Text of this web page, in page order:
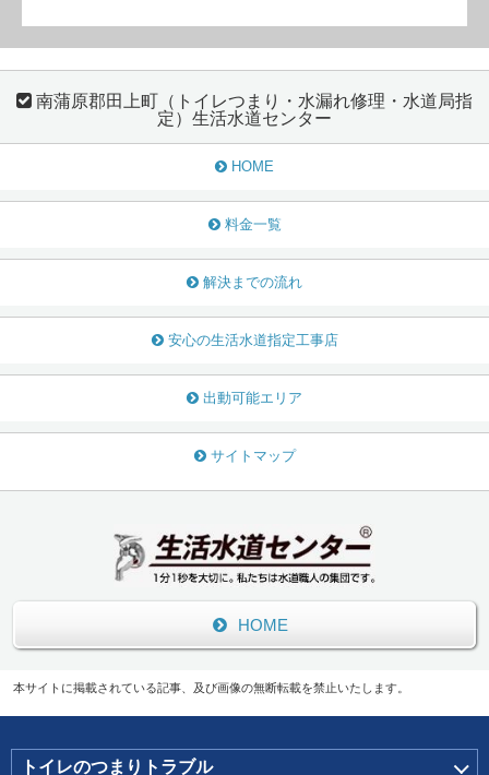
南蒲原郡田上町（トイレつまり・水漏れ修理・水道局指
定）生活水道センター
HOME
料金一覧
解決までの流れ
安心の生活水道指定工事店
出動可能エリア
サイトマップ
HOME
本サイトに掲載されている記事、及び画像の無断転載を禁止いたします。
トイレのつまりトラブル